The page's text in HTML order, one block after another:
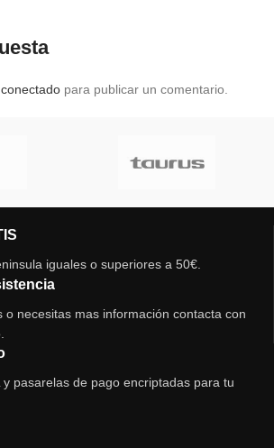
conectado para publicar un comentario.
iguales o superiores a 50€.
o necesitas mas información contacta con
y pasarelas de pago encriptadas para tu